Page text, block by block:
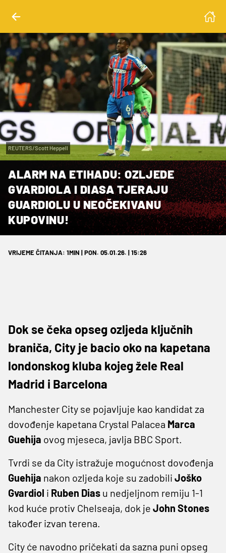
REUTERS/Scott Heppell
ALARM NA ETIHADU: OZLJEDE
GVARDIOLA I DIASA TJERAJU
GUARDIOLU U NEOČEKIVANU
KUPOVINU!
VRIJEME ČITANJA: 1MIN | PON. 05.01.26. | 15:26
Dok se čeka opseg ozljeda ključnih
braniča, City je bacio oko na kapetana
londonskog kluba kojeg žele Real
Madrid i Barcelona
Manchester City se pojavljuje kao kandidat za
dovođenje kapetana Crystal Palacea Marca
Guehija ovog mjeseca, javlja BBC Sport.
Tvrdi se da City istražuje mogućnost dovođenja
Guehija nakon ozljeda koje su zadobili Joško
Gvardiol i Ruben Dias u nedjeljnom remiju 1-1
kod kuće protiv Chelseaja, dok je John Stones
također izvan terena.
City će navodno pričekati da sazna puni opseg